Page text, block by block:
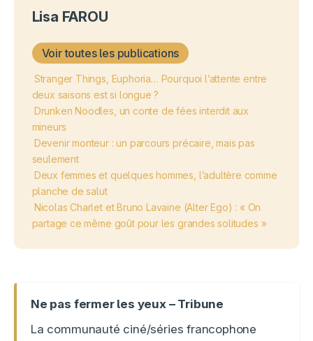
Lisa FAROU
Voir toutes les publications
Stranger Things, Euphoria… Pourquoi l’attente entre
deux saisons est si longue ?
Drunken Noodles, un conte de fées interdit aux
mineurs
Devenir monteur : un parcours précaire, mais pas
seulement
Deux femmes et quelques hommes, l’adultère comme
planche de salut
Nicolas Charlet et Bruno Lavaine (Alter Ego) : « On
partage ce même goût pour les grandes solitudes »
Ne pas fermer les yeux – Tribune
La communauté ciné/séries francophone